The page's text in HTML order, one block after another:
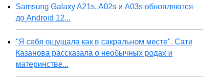
Samsung Galaxy A21s, A02s и A03s обновляются
до Android 12...
"Я себя ощущала как в сакральном месте". Сати
Казанова рассказала о необычных родах и
материнстве...